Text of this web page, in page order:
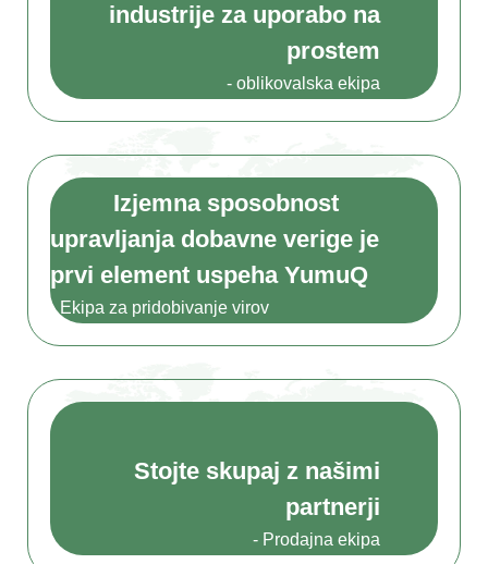
industrije za uporabo na
prostem
- oblikovalska ekipa
Izjemna sposobnost
upravljanja dobavne verige je
prvi element uspeha YumuQ
- Ekipa za pridobivanje virov
Stojte skupaj z našimi
partnerji
- Prodajna ekipa